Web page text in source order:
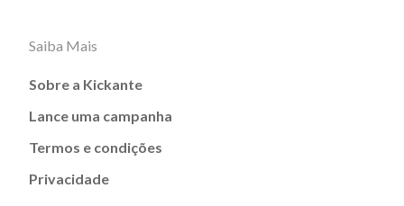
Saiba Mais
Sobre a Kickante
Lance uma campanha
Termos e condições
Privacidade